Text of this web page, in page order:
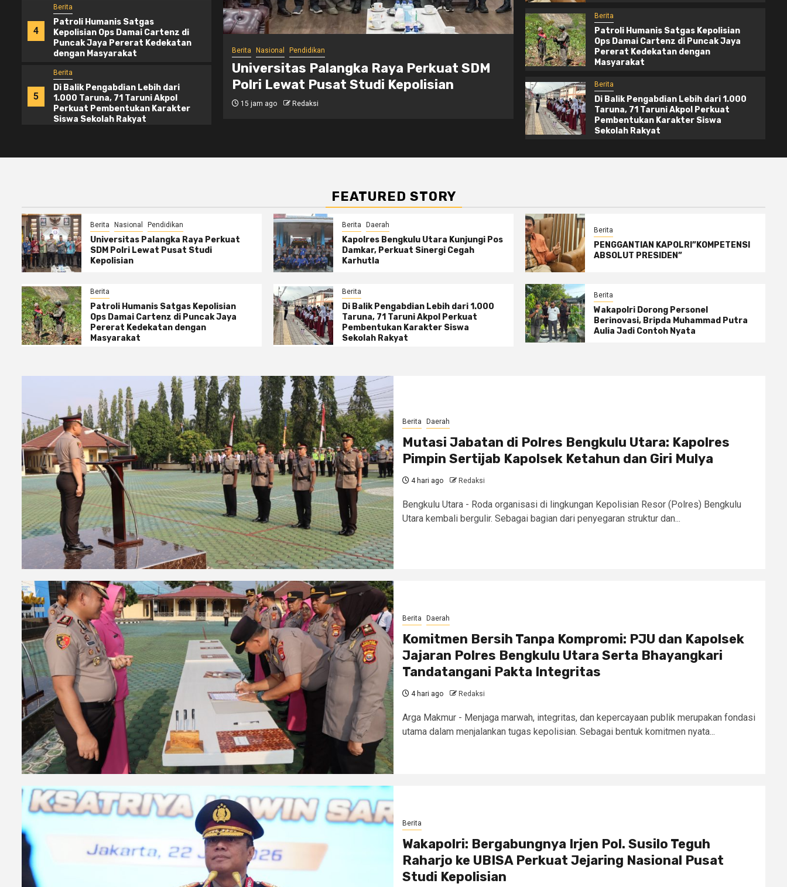
4
Berita
Patroli Humanis Satgas
Kepolisian Ops Damai Cartenz di
Puncak Jaya Pererat Kedekatan
dengan Masyarakat
5
Berita
Di Balik Pengabdian Lebih dari
1.000 Taruna, 71 Taruni Akpol
Perkuat Pembentukan Karakter
Siswa Sekolah Rakyat
Raya Perkuat SDM
Pusat Studi Kepolisian
Berita Daerah
Kapolres Bengkulu Utara Kunjungi Pos
Damkar, Perkuat Sinergi Cegah Karhutla
19 jam ago Redaksi
Berita
PENGGANTIAN KAPOLRI”KOMPETENSI
ABSOLUT PRESIDEN”
22 jam ago Redaksi
Berita
Patroli Humanis Satgas Kepolisian
Ops Damai Cartenz di Puncak Jaya
Pererat Kedekatan dengan
Masyarakat
Berita
Di Balik Pengabdian Lebih dari 1.000
Taruna, 71 Taruni Akpol Perkuat
Pembentukan Karakter Siswa
Sekolah Rakyat
FEATURED STORY
Berita Nasional Pendidikan
Universitas Palangka Raya Perkuat
SDM Polri Lewat Pusat Studi
Kepolisian
Berita Daerah
Kapolres Bengkulu Utara Kunjungi Pos
Damkar, Perkuat Sinergi Cegah
Karhutla
Berita
PENGGANTIAN KAPOLRI”KOMPETENSI
ABSOLUT PRESIDEN”
Berita
Patroli Humanis Satgas Kepolisian
Ops Damai Cartenz di Puncak Jaya
Pererat Kedekatan dengan
Masyarakat
Berita
Di Balik Pengabdian Lebih dari 1.000
Taruna, 71 Taruni Akpol Perkuat
Pembentukan Karakter Siswa
Sekolah Rakyat
Berita
Wakapolri Dorong Personel
Berinovasi, Bripda Muhammad Putra
Aulia Jadi Contoh Nyata
Berita Daerah
Mutasi Jabatan di Polres Bengkulu Utara: Kapolres
Pimpin Sertijab Kapolsek Ketahun dan Giri Mulya
4 hari ago Redaksi
Bengkulu Utara - ​Roda organisasi di lingkungan Kepolisian Resor (Polres) Bengkulu
Utara kembali bergulir. Sebagai bagian dari penyegaran struktur dan...
Berita Daerah
Komitmen Bersih Tanpa Kompromi: PJU dan Kapolsek
Jajaran Polres Bengkulu Utara Serta Bhayangkari
Tandatangani Pakta Integritas
4 hari ago Redaksi
Arga Makmur - Menjaga marwah, integritas, dan kepercayaan publik merupakan fondasi
utama dalam menjalankan tugas kepolisian. Sebagai bentuk komitmen nyata...
Berita
Wakapolri: Bergabungnya Irjen Pol. Susilo Teguh
Raharjo ke UBISA Perkuat Jejaring Nasional Pusat
Studi Kepolisian